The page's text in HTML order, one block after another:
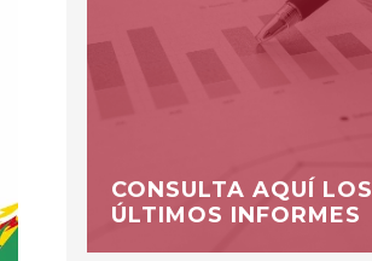
CONSULTA AQUÍ LOS
ÚLTIMOS INFORMES